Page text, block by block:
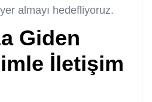
almayı hedefliyoruz.
Giden
İletişim